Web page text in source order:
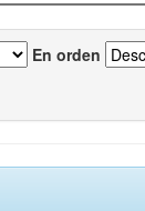
En orden